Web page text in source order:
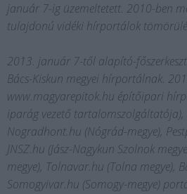
január 7-ig üzemeltetett. 2010-ben
tulajdonú vidéki hírportálok
2013. január 7-től alapító-
Bács-Kiskun megyei hírportálnak.
www.magyarepitok.hu építőipari
iparág vezető
Nogradhont.hu (Nógrád-megye),
JNSZ.hu (Jász-Nagykun Szolnok
megye), Tolnavar.hu (Tolna megye),
Somogyivar.hu (Somogy-megye)